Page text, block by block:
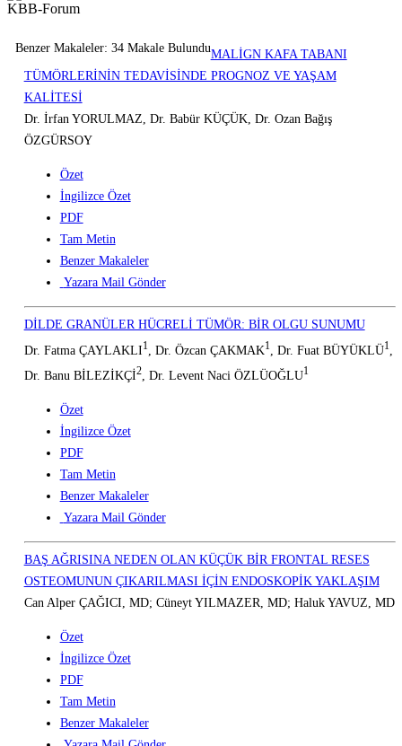
KBB-Forum
Benzer Makaleler: 34 Makale BulunduMALİGN KAFA TABANI
TÜMÖRLERİNİN TEDAVİSİNDE PROGNOZ VE YAŞAM
KALİTESİ
Dr. İrfan YORULMAZ, Dr. Babür KÜÇÜK, Dr. Ozan Bağış
ÖZGÜRSOY
Özet
İngilizce Özet
PDF
Tam Metin
Benzer Makaleler
Yazara Mail Gönder
DİLDE GRANÜLER HÜCRELİ TÜMÖR: BİR OLGU SUNUMU
Dr. Fatma ÇAYLAKLI1, Dr. Özcan ÇAKMAK1, Dr. Fuat BÜYÜKLÜ1,
Dr. Banu BİLEZİKÇİ2, Dr. Levent Naci ÖZLÜOĞLU1
Özet
İngilizce Özet
PDF
Tam Metin
Benzer Makaleler
Yazara Mail Gönder
BAŞ AĞRISINA NEDEN OLAN KÜÇÜK BİR FRONTAL RESES
OSTEOMUNUN ÇIKARILMASI İÇİN ENDOSKOPİK YAKLAŞIM
Can Alper ÇAĞICI, MD; Cüneyt YILMAZER, MD; Haluk YAVUZ, MD
Özet
İngilizce Özet
PDF
Tam Metin
Benzer Makaleler